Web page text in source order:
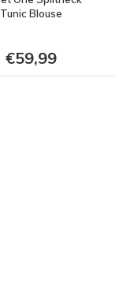
Tunic Blouse
€59,99